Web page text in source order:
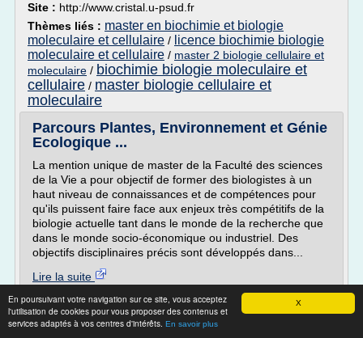
X
En poursuivant votre navigation sur ce site, vous acceptez
l'utilisation de cookies pour vous proposer des contenus et
services adaptés à vos centres d'intérêts. En savoir plus
Site : http://www.cristal.u-psud.fr
Thèmes liés : master en biochimie et biologie
moleculaire et cellulaire / licence biochimie biologie
moleculaire et cellulaire / master 2 biologie cellulaire et
moleculaire / biochimie biologie moleculaire et
cellulaire / master biologie cellulaire et
moleculaire
Parcours Plantes, Environnement et Génie
Ecologique ...
La mention unique de master de la Faculté des sciences
de la Vie a pour objectif de former des biologistes à un
haut niveau de connaissances et de compétences pour
qu'ils puissent faire face aux enjeux très compétitifs de la
biologie actuelle tant dans le monde de la recherche que
dans le monde socio-économique ou industriel. Des
objectifs disciplinaires précis sont développés dans...
Lire la suite
Site :master-vegetal.unistra.fr